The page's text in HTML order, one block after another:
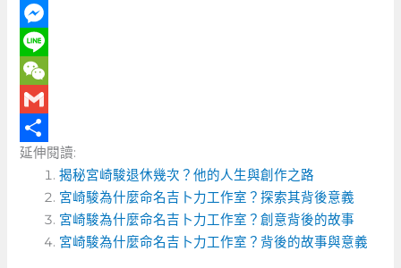
F
a
c
e
b
o
M
e
s
s
e
L
n
e
W
e
C
G
m
分
延伸閱讀:
揭秘宮崎駿退休幾次？他的人生與創作之路
宮崎駿為什麼命名吉卜力工作室？探索其背後意義
宮崎駿為什麼命名吉卜力工作室？創意背後的故事
宮崎駿為什麼命名吉卜力工作室？背後的故事與意義